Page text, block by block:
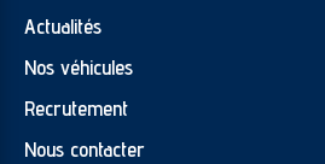
Actualités
Nos véhicules
Recrutement
Nous contacter